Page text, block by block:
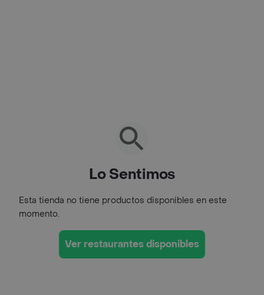
Lo Sentimos
Esta tienda no tiene productos disponibles en este
momento.
Ver restaurantes disponibles